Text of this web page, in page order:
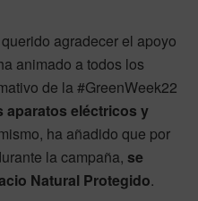
agradecer el apoyo
animado a todos los
de la #GreenWeek22
eléctricos y
ha añadido que por
la campaña, se
Natural Protegido.